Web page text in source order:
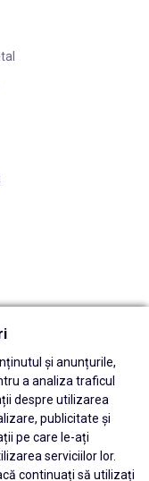
și anunțurile,
a analiza traficul
despre utilizarea
publicitate și
pe care le-ați
serviciilor lor.
continuați să utilizați